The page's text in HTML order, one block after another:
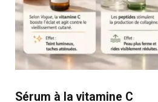
Sérum à la vitamine C